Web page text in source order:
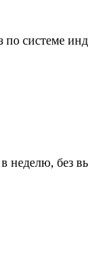
по системе
неделю, без